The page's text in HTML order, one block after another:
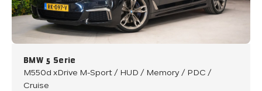
BMW 5 Serie
M550d xDrive M-Sport / HUD / Memory / PDC /
Cruise